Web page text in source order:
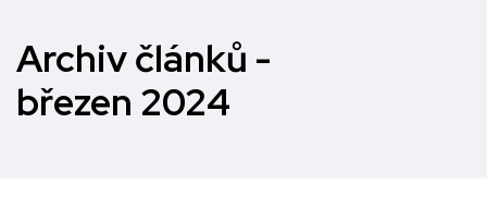
Archiv článků -
březen 2024